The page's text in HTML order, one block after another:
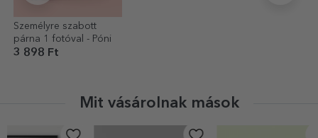
Személyre szabott
párna 1 fotóval - Póni
3 898 Ft
Mit vásárolnak mások